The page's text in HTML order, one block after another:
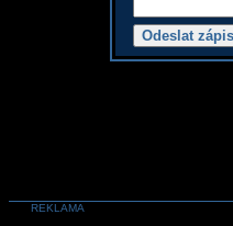
REKLAMA